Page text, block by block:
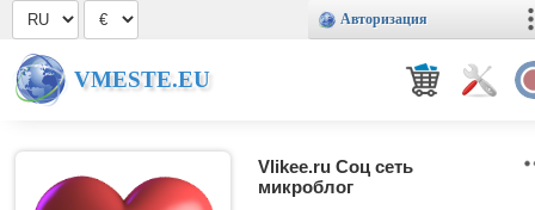
Авторизация
VMESTE.EU
Vlikee.ru Соц сеть
микроблог